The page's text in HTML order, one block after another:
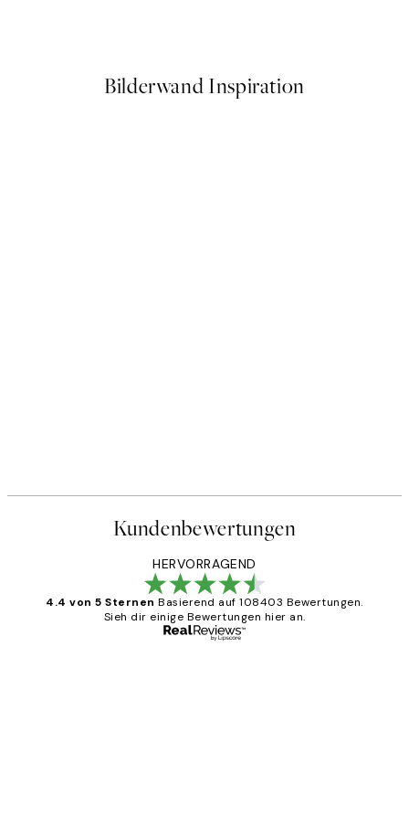
Bilderwand Inspiration
Kundenbewertungen
HERVORRAGEND
4.4 von 5 Sternen Basierend auf 108403 Bewertungen.
Sieh dir einige Bewertungen hier an.